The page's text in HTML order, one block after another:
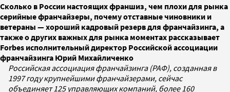
Сколько в России настоящих франшиз, чем плохи для рынка
серийные франчайзеры, почему отставные чиновники и
ветераны — хороший кадровый резерв для франчайзинга, а
также о других важных для рынка моментах рассказывает
Forbes исполнительный директор Российской ассоциации
франчайзинга Юрий Михайличенко
Российская ассоциация франчайзинга (РАФ), созданная в
1997 году крупнейшими франчайзерами, сейчас
объединяет 125 управляющих компаний, более 160